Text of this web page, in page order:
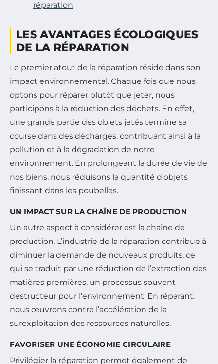
réparation
LES AVANTAGES ÉCOLOGIQUES
DE LA RÉPARATION
Le premier atout de la réparation réside dans son
impact environnemental. Chaque fois que nous
optons pour réparer plutôt que jeter, nous
participons à la réduction des déchets. En effet,
une grande partie des objets jetés termine sa
course dans des décharges, contribuant ainsi à la
pollution et à la dégradation de notre
environnement. En prolongeant la durée de vie de
nos biens, nous réduisons la quantité d’objets
finissant dans les poubelles.
UN IMPACT SUR LA CHAÎNE DE PRODUCTION
Un autre aspect à considérer est la chaîne de
production. L’industrie de la réparation contribue à
diminuer la demande de nouveaux produits, ce
qui se traduit par une réduction de l’extraction des
matières premières, un processus souvent
destructeur pour l’environnement. En réparant,
nous œuvrons contre l’accélération de la
surexploitation des ressources naturelles.
FAVORISER UNE ÉCONOMIE CIRCULAIRE
Privilégier la réparation permet également de